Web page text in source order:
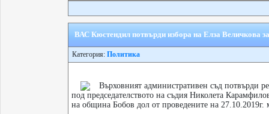
ВАС Кюстендил потвърди избора на Елза Величкова
Категория: Политика
Върховният административен съд потвърди
под председателството на съдия Николета
на община Бобов дол от проведените на 27.10.2019г.